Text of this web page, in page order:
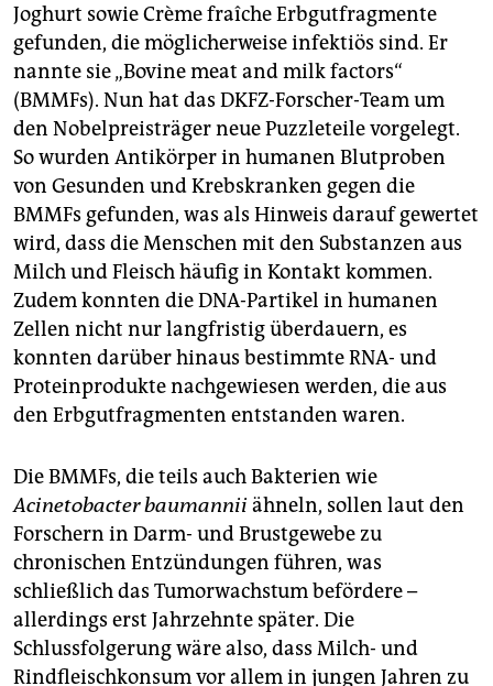
Joghurt sowie Crème fraîche Erbgutfragmente
gefunden, die möglicherweise infektiös sind. Er
nannte sie „Bovine meat and milk factors“
(BMMFs). Nun hat das DKFZ-Forscher-Team um
den Nobelpreisträger neue Puzzleteile vorgelegt.
So wurden Antikörper in humanen Blutproben
von Gesunden und Krebskranken gegen die
BMMFs gefunden, was als Hinweis darauf gewertet
wird, dass die Menschen mit den Substanzen aus
Milch und Fleisch häufig in Kontakt kommen.
Zudem konnten die DNA-Partikel in humanen
Zellen nicht nur langfristig überdauern, es
konnten darüber hinaus bestimmte RNA- und
Proteinprodukte nachgewiesen werden, die aus
den Erbgutfragmenten entstanden waren.
Die BMMFs, die teils auch Bakterien wie
Acinetobacterbaumannii ähneln, sollen laut den
Forschern in Darm- und Brustgewebe zu
chronischen Entzündungen führen, was
schließlich das Tumorwachstum befördere –
allerdings erst Jahrzehnte später. Die
Schlussfolgerung wäre also, dass Milch- und
Rindfleischkonsum vor allem in jungen Jahren zu